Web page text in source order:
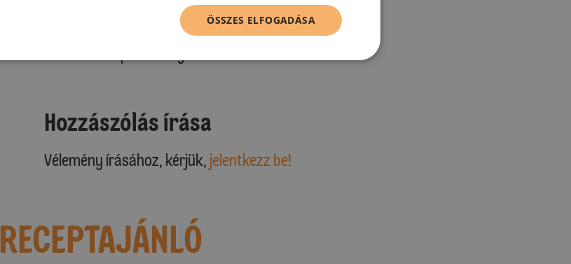
Hozzászólás írása
Vélemény írásához, kérjük, jelentkezz be!
RECEPTAJÁNLÓ
ÖSSZES ELFOGADÁSA